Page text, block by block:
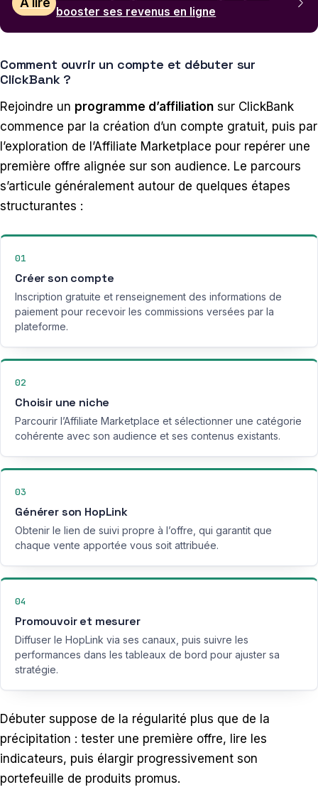
À lire
booster ses revenus en ligne
Comment ouvrir un compte et débuter sur
ClickBank ?
Rejoindre un programme d’affiliation sur ClickBank
commence par la création d’un compte gratuit, puis par
l’exploration de l’Affiliate Marketplace pour repérer une
première offre alignée sur son audience. Le parcours
s’articule généralement autour de quelques étapes
structurantes :
01
Créer son compte
Inscription gratuite et renseignement des informations de
paiement pour recevoir les commissions versées par la
plateforme.
02
Choisir une niche
Parcourir l’Affiliate Marketplace et sélectionner une catégorie
cohérente avec son audience et ses contenus existants.
03
Générer son HopLink
Obtenir le lien de suivi propre à l’offre, qui garantit que
chaque vente apportée vous soit attribuée.
04
Promouvoir et mesurer
Diffuser le HopLink via ses canaux, puis suivre les
performances dans les tableaux de bord pour ajuster sa
stratégie.
Débuter suppose de la régularité plus que de la
précipitation : tester une première offre, lire les
indicateurs, puis élargir progressivement son
portefeuille de produits promus.